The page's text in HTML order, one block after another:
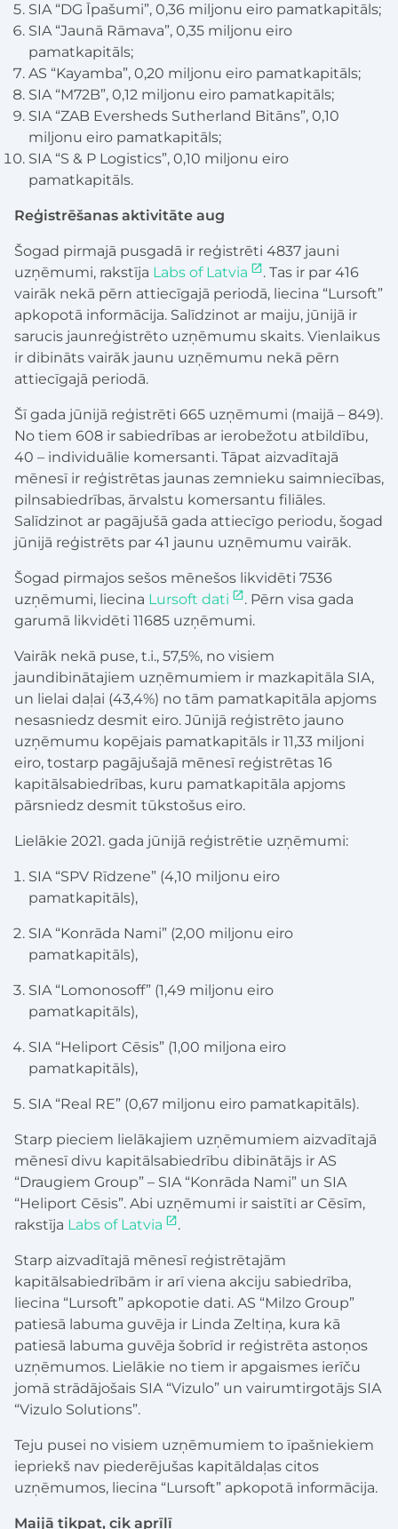
SIA “DG Īpašumi”, 0,36 miljonu eiro pamatkapitāls;
SIA “Jaunā Rāmava”, 0,35 miljonu eiro
pamatkapitāls;
AS “Kayamba”, 0,20 miljonu eiro pamatkapitāls;
SIA “M72B”, 0,12 miljonu eiro pamatkapitāls;
SIA “ZAB Eversheds Sutherland Bitāns”, 0,10
miljonu eiro pamatkapitāls;
SIA “S & P Logistics”, 0,10 miljonu eiro
pamatkapitāls.
Reģistrēšanas aktivitāte aug
Šogad pirmajā pusgadā ir reģistrēti 4837 jauni
uzņēmumi, rakstīja Labs of Latvia
. Tas ir par 416
vairāk nekā pērn attiecīgajā periodā, liecina “Lursoft”
apkopotā informācija. Salīdzinot ar maiju, jūnijā ir
sarucis jaunreģistrēto uzņēmumu skaits. Vienlaikus
ir dibināts vairāk jaunu uzņēmumu nekā pērn
attiecīgajā periodā.
Šī gada jūnijā reģistrēti 665 uzņēmumi (maijā – 849).
No tiem 608 ir sabiedrības ar ierobežotu atbildību,
40 – individuālie komersanti. Tāpat aizvadītajā
mēnesī ir reģistrētas jaunas zemnieku saimniecības,
pilnsabiedrības, ārvalstu komersantu filiāles.
Salīdzinot ar pagājušā gada attiecīgo periodu, šogad
jūnijā reģistrēts par 41 jaunu uzņēmumu vairāk.
Šogad pirmajos sešos mēnešos likvidēti 7536
uzņēmumi, liecina Lursoft dati
. Pērn visa gada
garumā likvidēti 11685 uzņēmumi.
Vairāk nekā puse, t.i., 57,5%, no visiem
jaundibinātajiem uzņēmumiem ir mazkapitāla SIA,
un lielai daļai (43,4%) no tām pamatkapitāla apjoms
nesasniedz desmit eiro. Jūnijā reģistrēto jauno
uzņēmumu kopējais pamatkapitāls ir 11,33 miljoni
eiro, tostarp pagājušajā mēnesī reģistrētas 16
kapitālsabiedrības, kuru pamatkapitāla apjoms
pārsniedz desmit tūkstošus eiro.
Lielākie 2021. gada jūnijā reģistrētie uzņēmumi:
SIA “SPV Rīdzene” (4,10 miljonu eiro
pamatkapitāls),
SIA “Konrāda Nami” (2,00 miljonu eiro
pamatkapitāls),
SIA “Lomonosoff” (1,49 miljonu eiro
pamatkapitāls),
SIA “Heliport Cēsis” (1,00 miljona eiro
pamatkapitāls),
SIA “Real RE” (0,67 miljonu eiro pamatkapitāls).
Starp pieciem lielākajiem uzņēmumiem aizvadītajā
mēnesī divu kapitālsabiedrību dibinātājs ir AS
“Draugiem Group” – SIA “Konrāda Nami” un SIA
“Heliport Cēsis”. Abi uzņēmumi ir saistīti ar Cēsīm,
rakstīja Labs of Latvia .
Starp aizvadītajā mēnesī reģistrētajām
kapitālsabiedrībām ir arī viena akciju sabiedrība,
liecina “Lursoft” apkopotie dati. AS “Milzo Group”
patiesā labuma guvēja ir Linda Zeltiņa, kura kā
patiesā labuma guvēja šobrīd ir reģistrēta astoņos
uzņēmumos. Lielākie no tiem ir apgaismes ierīču
jomā strādājošais SIA “Vizulo” un vairumtirgotājs SIA
“Vizulo Solutions”.
Teju pusei no visiem uzņēmumiem to īpašniekiem
iepriekš nav piederējušas kapitāldaļas citos
uzņēmumos, liecina “Lursoft” apkopotā informācija.
Maijā tikpat, cik aprīlī